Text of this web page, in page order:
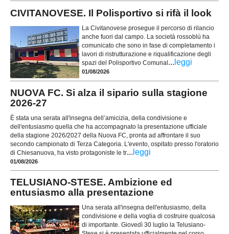
CIVITANOVESE. Il Polisportivo si rifà il look
La Civitanovese prosegue il percorso di rilancio
anche fuori dal campo. La società rossoblù ha
comunicato che sono in fase di completamento i
lavori di ristrutturazione e riqualificazione degli
spazi del Polisportivo Comunal... leggi
01/08/2026
NUOVA FC. Si alza il sipario sulla stagione
2026-27
È stata una serata all'insegna dell’amicizia, della condivisione e
dell'entusiasmo quella che ha accompagnato la presentazione ufficiale
della stagione 2026/2027 della Nuova FC, pronta ad affrontare il suo
secondo campionato di Terza Categoria. L'evento, ospitato presso l'oratorio
di Chiesanuova, ha visto protagoniste le tr... leggi
01/08/2026
TELUSIANO-STESE. Ambizione ed
entusiasmo alla presentazione
Una serata all'insegna dell'entusiasmo, della
condivisione e della voglia di costruire qualcosa
di importante. Giovedì 30 luglio la Telusiano-